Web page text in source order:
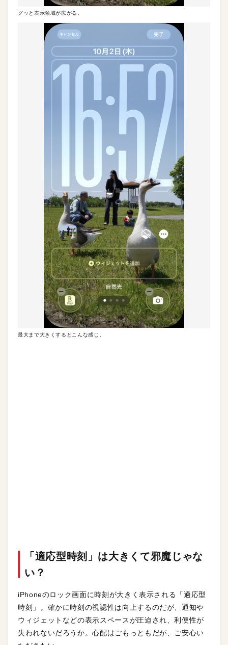
グッと表示領域が広がる。
最大まで大きくするとこんな感じ。
「適応型時刻」は大きくて邪魔じゃな
い？
iPhoneのロック画面に時刻が大きく表示される「適応型
時刻」。確かに時刻の視認性は向上するのだが、通知や
ウィジェットなどの表示スペースが圧迫され、利便性が
失われないだろうか。心配はごもっともだが、ご安心い